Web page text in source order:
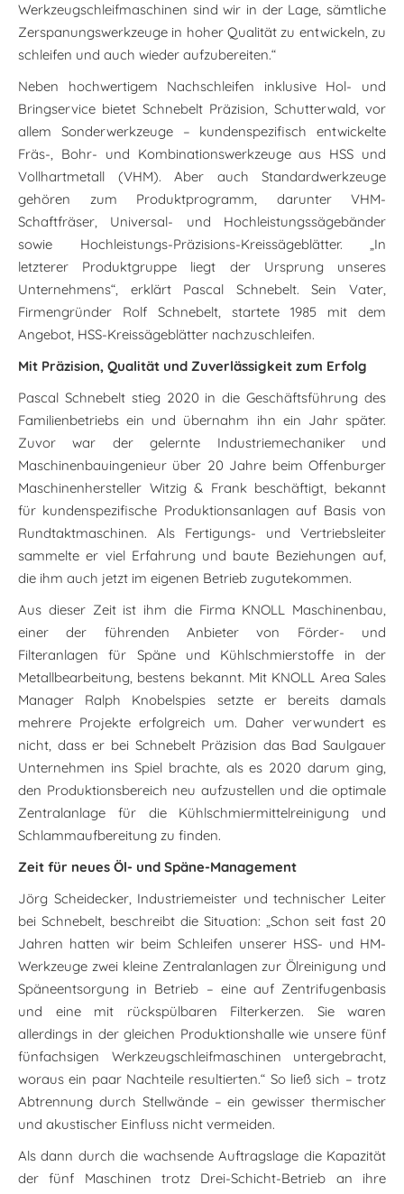
Werkzeugschleifmaschinen sind wir in der Lage, sämtliche
Zerspanungswerkzeuge in hoher Qualität zu entwickeln, zu
schleifen und auch wieder aufzubereiten.“
Neben hochwertigem Nachschleifen inklusive Hol- und
Bringservice bietet Schnebelt Präzision, Schutterwald, vor
allem Sonderwerkzeuge – kundenspezifisch entwickelte
Fräs-, Bohr- und Kombinationswerkzeuge aus HSS und
Vollhartmetall (VHM). Aber auch Standardwerkzeuge
gehören zum Produktprogramm, darunter VHM-
Schaftfräser, Universal- und Hochleistungssägebänder
sowie Hochleistungs-Präzisions-Kreissägeblätter. „In
letzterer Produktgruppe liegt der Ursprung unseres
Unternehmens“, erklärt Pascal Schnebelt. Sein Vater,
Firmengründer Rolf Schnebelt, startete 1985 mit dem
Angebot, HSS-Kreissägeblätter nachzuschleifen.
Mit Präzision, Qualität und Zuverlässigkeit zum Erfolg
Pascal Schnebelt stieg 2020 in die Geschäftsführung des
Familienbetriebs ein und übernahm ihn ein Jahr später.
Zuvor war der gelernte Industriemechaniker und
Maschinenbauingenieur über 20 Jahre beim Offenburger
Maschinenhersteller Witzig & Frank beschäftigt, bekannt
für kundenspezifische Produktionsanlagen auf Basis von
Rundtaktmaschinen. Als Fertigungs- und Vertriebsleiter
sammelte er viel Erfahrung und baute Beziehungen auf,
die ihm auch jetzt im eigenen Betrieb zugutekommen.
Aus dieser Zeit ist ihm die Firma KNOLL Maschinenbau,
einer der führenden Anbieter von Förder- und
Filteranlagen für Späne und Kühlschmierstoffe in der
Metallbearbeitung, bestens bekannt. Mit KNOLL Area Sales
Manager Ralph Knobelspies setzte er bereits damals
mehrere Projekte erfolgreich um. Daher verwundert es
nicht, dass er bei Schnebelt Präzision das Bad Saulgauer
Unternehmen ins Spiel brachte, als es 2020 darum ging,
den Produktionsbereich neu aufzustellen und die optimale
Zentralanlage für die Kühlschmiermittelreinigung und
Schlammaufbereitung zu finden.
Zeit für neues Öl- und Späne-Management
Jörg Scheidecker, Industriemeister und technischer Leiter
bei Schnebelt, beschreibt die Situation: „Schon seit fast 20
Jahren hatten wir beim Schleifen unserer HSS- und HM-
Werkzeuge zwei kleine Zentralanlagen zur Ölreinigung und
Späneentsorgung in Betrieb – eine auf Zentrifugenbasis
und eine mit rückspülbaren Filterkerzen. Sie waren
allerdings in der gleichen Produktionshalle wie unsere fünf
fünfachsigen Werkzeugschleifmaschinen untergebracht,
woraus ein paar Nachteile resultierten.“ So ließ sich – trotz
Abtrennung durch Stellwände – ein gewisser thermischer
und akustischer Einfluss nicht vermeiden.
Als dann durch die wachsende Auftragslage die Kapazität
der fünf Maschinen trotz Drei-Schicht-Betrieb an ihre